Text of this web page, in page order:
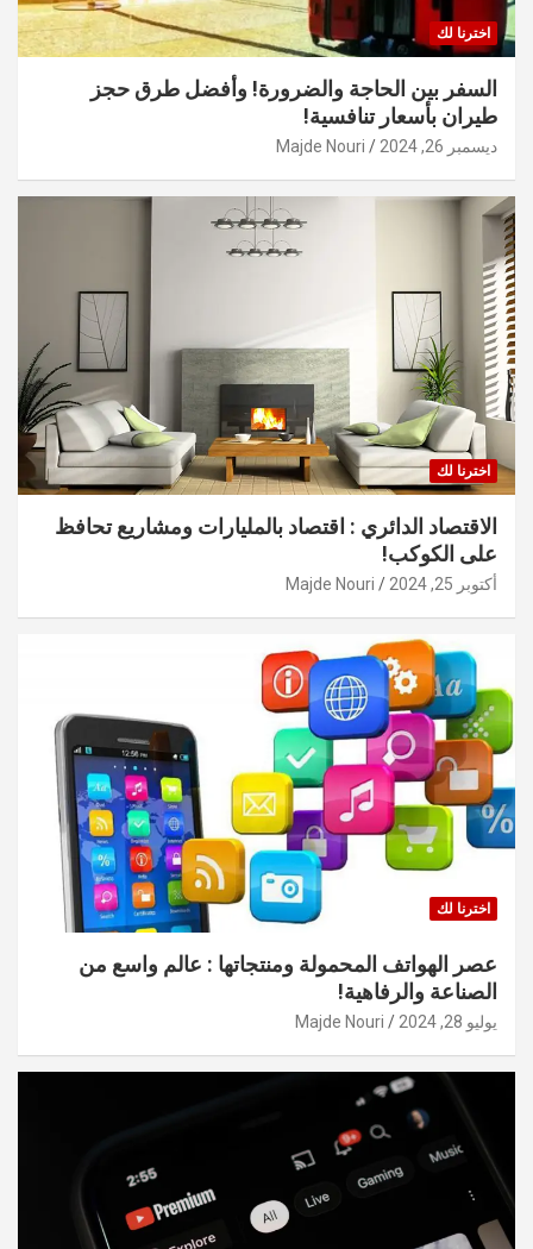
اخترنا لك
السفر بين الحاجة والضرورة! وأفضل طرق حجز
طيران بأسعار تنافسية!
ديسمبر 26, 2024 Majde Nouri
اخترنا لك
الاقتصاد الدائري : اقتصاد بالمليارات ومشاريع تحافظ
على الكوكب!
أكتوبر 25, 2024 Majde Nouri
اخترنا لك
عصر الهواتف المحمولة ومنتجاتها : عالم واسع من
الصناعة والرفاهية!
يوليو 28, 2024 Majde Nouri